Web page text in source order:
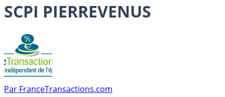
SCPI PIERREVENUS
Par FranceTransactions.com